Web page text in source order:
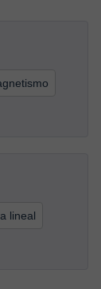
lineal